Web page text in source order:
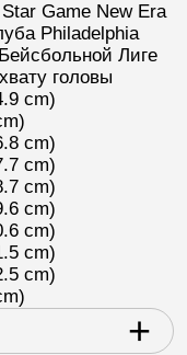
GameNew Era
Philadelphia
Лиге
головы
cm)
cm)
cm)
cm)
cm)
cm)
cm)
cm)
+